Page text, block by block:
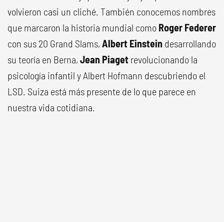
volvieron casi un cliché. También conocemos nombres
que marcaron la historia mundial como Roger Federer
con sus 20 Grand Slams, Albert Einstein desarrollando
su teoría en Berna, Jean Piaget revolucionando la
psicología infantil y Albert Hofmann descubriendo el
LSD. Suiza está más presente de lo que parece en
nuestra vida cotidiana.